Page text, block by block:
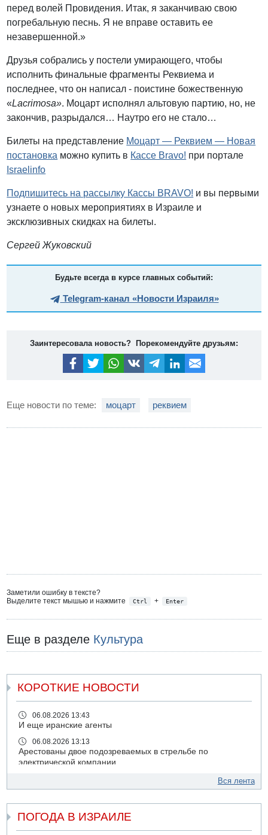
перед волей Провидения. Итак, я заканчиваю свою
погребальную песнь. Я не вправе оставить ее
незавершенной.»
Друзья собрались у постели умирающего, чтобы
исполнить финальные фрагменты Реквиема и
последнее, что он написал - поистине божественную
«Lacrimosa». Моцарт исполнял альтовую партию, но, не
закончив, разрыдался… Наутро его не стало…
Билеты на представление Моцарт — Реквием — Новая
постановка можно купить в Кассе Bravo! при портале
Israelinfo
Подпишитесь на рассылку Кассы BRAVO! и вы первыми
узнаете о новых мероприятиях в Израиле и
эксклюзивных скидках на билеты.
Сергей Жуковский
Будьте всегда в курсе главных событий:
Telegram-канал «Новости Израиля»
Заинтересовала новость? Порекомендуйте друзьям:
Еще новости по теме: моцарт реквием
Заметили ошибку в тексте?
Выделите текст мышью и нажмите
Ctrl + Enter
Еще в разделе Культура
КОРОТКИЕ НОВОСТИ
06.08.2026 13:43
И еще иранские агенты
06.08.2026 13:13
Арестованы двое подозреваемых в стрельбе по
электрической компании
Возле Кирьят-Арбы пожар на местности
06.08.2026 12:06
США не будут давить на Израиль в вопросе Ливана
06.08.2026 11:41
Вся лента
ПОГОДА В ИЗРАИЛЕ